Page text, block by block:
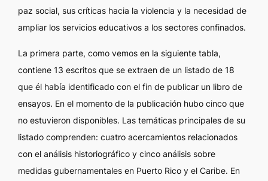
paz social, sus críticas hacia la violencia y la necesidad de
ampliar los servicios educativos a los sectores confinados.
La primera parte, como vemos en la siguiente tabla,
contiene 13 escritos que se extraen de un listado de 18
que él había identificado con el fin de publicar un libro de
ensayos. En el momento de la publicación hubo cinco que
no estuvieron disponibles. Las temáticas principales de su
listado comprenden: cuatro acercamientos relacionados
con el análisis historiográfico y cinco análisis sobre
medidas gubernamentales en Puerto Rico y el Caribe. En